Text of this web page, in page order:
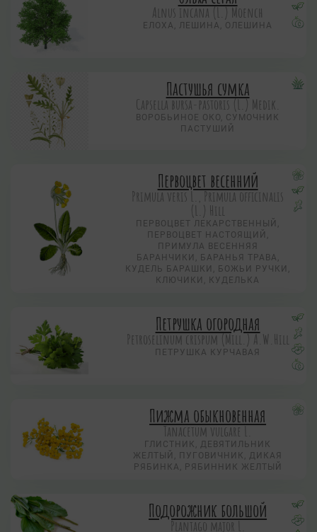
Alnus incana (L.) Moench
ЕЛОХА, ЛЕШИНА, ОЛЕШИНА
Пастушья сумка
Capsella bursa-pastoris (L.) Medik.
ВОРОБЬИНОЕ ОКО, CУМОЧНИК
ПАСТУШИЙ
Первоцвет весенний
Primula veris L., Primula officinalis
(L.) Hill
ПЕРВОЦВЕТ ЛЕКАРСТВЕННЫЙ,
ПЕРВОЦВЕТ НАСТОЯЩИЙ,
ПРИМУЛА ВЕСЕННЯЯ
БАРАНЧИКИ, БАРАНЬЯ ТРАВА,
КУДЕЛЬ БАРАШКИ, БОЖЬИ РУЧКИ,
КЛЮЧИКИ, КУДЕЛЬКА
Петрушка огородная
Petroselinum crispum (Mill.) A.W.Hill
ПЕТРУШКА КУРЧАВАЯ
Пижма обыкновенная
Tanacetum vulgare L.
ГЛИСТНИК, ДЕВЯТИЛЬНИК
ЖЕЛТЫЙ, ПУГОВИЧНИК, ДИКАЯ
РЯБИНКА, РЯБИННИК ЖЕЛТЫЙ
Подорожник большой
Plantago major L.